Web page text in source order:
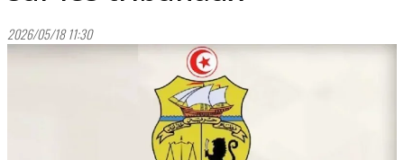
2026/05/18 11:30